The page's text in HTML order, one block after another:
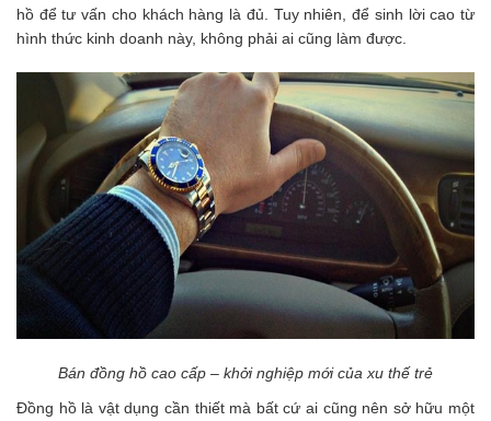
hồ để tư vấn cho khách hàng là đủ. Tuy nhiên, để sinh lời cao từ
hình thức kinh doanh này, không phải ai cũng làm được.
Bán đồng hồ cao cấp – khởi nghiệp mới của xu thế trẻ
Đồng hồ là vật dụng cần thiết mà bất cứ ai cũng nên sở hữu một